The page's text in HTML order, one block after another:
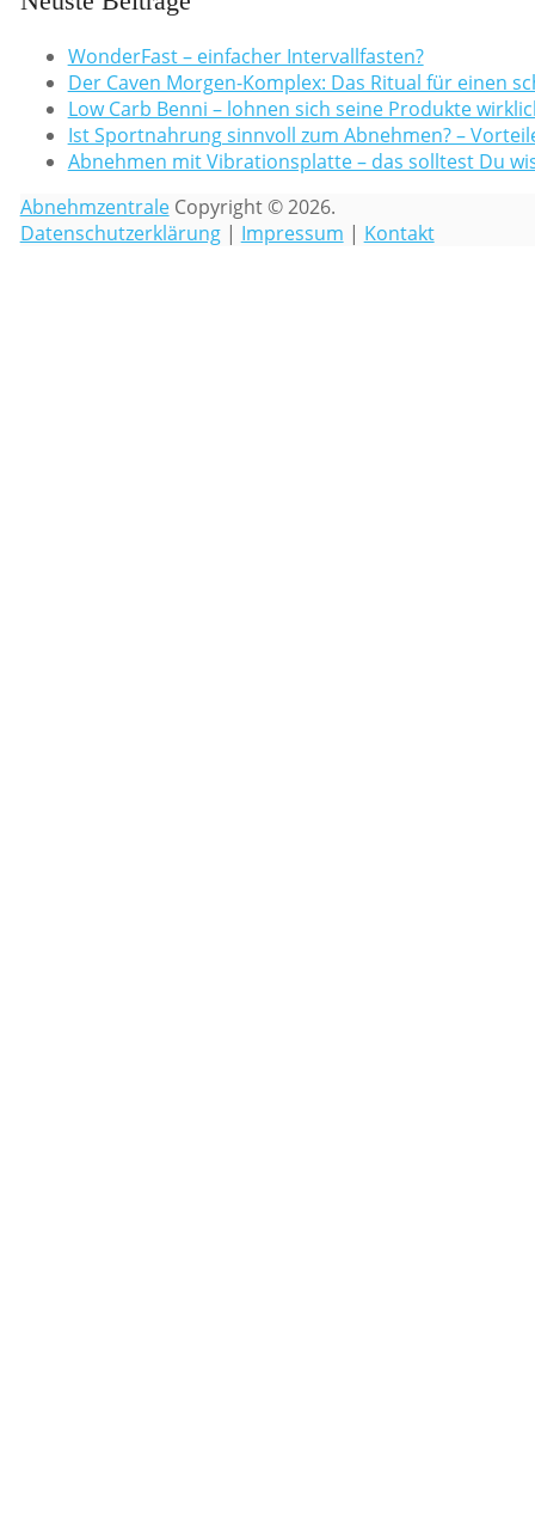
WonderFast – einfacher Intervallfasten?
Der Caven Morgen-Komplex: Das Ritual für einen
Low Carb Benni – lohnen sich seine Produkte
Ist Sportnahrung sinnvoll zum Abnehmen? –
Abnehmen mit Vibrationsplatte – das solltest Du
AbnehmzentraleCopyright © 2026.
Datenschutzerklärung| Impressum | Kontakt